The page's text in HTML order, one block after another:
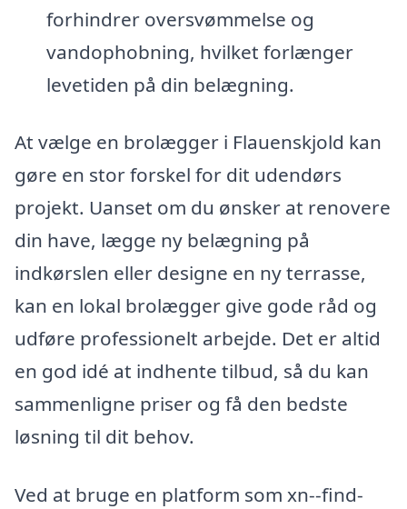
forhindrer oversvømmelse og
vandophobning, hvilket forlænger
levetiden på din belægning.
At vælge en brolægger i Flauenskjold kan
gøre en stor forskel for dit udendørs
projekt. Uanset om du ønsker at renovere
din have, lægge ny belægning på
indkørslen eller designe en ny terrasse,
kan en lokal brolægger give gode råd og
udføre professionelt arbejde. Det er altid
en god idé at indhente tilbud, så du kan
sammenligne priser og få den bedste
løsning til dit behov.
Ved at bruge en platform som xn--find-